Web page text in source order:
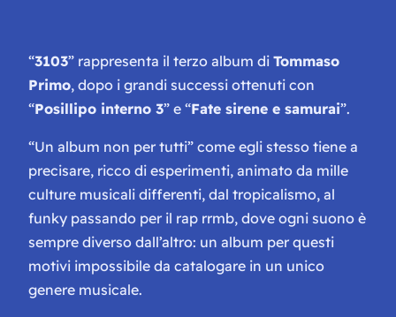
“3103” rappresenta il terzo album di Tommaso
Primo, dopo i grandi successi ottenuti con
“Posillipo interno 3” e “Fate sirene e samurai”.
“Un album non per tutti” come egli stesso tiene a
precisare, ricco di esperimenti, animato da mille
culture musicali differenti, dal tropicalismo, al
funky passando per il rap rrmb, dove ogni suono è
sempre diverso dall’altro: un album per questi
motivi impossibile da catalogare in un unico
genere musicale.